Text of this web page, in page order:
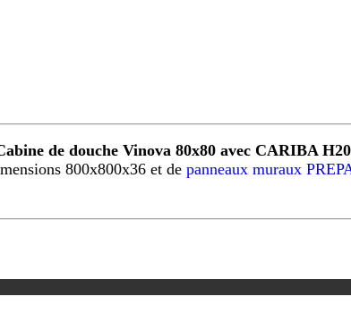
de douche Vinova 80x80 avec CARIBA
800x800x36 et de panneaux muraux